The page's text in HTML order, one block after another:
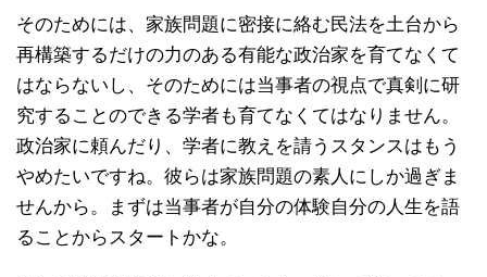
そのためには、家族問題に密接に絡む民法を土台から
再構築するだけの力のある有能な政治家を育てなくて
はならないし、そのためには当事者の視点で真剣に研
究することのできる学者も育てなくてはなりません。
政治家に頼んだり、学者に教えを請うスタンスはもう
やめたいですね。彼らは家族問題の素人にしか過ぎま
せんから。まずは当事者が自分の体験自分の人生を語
ることからスタートかな。